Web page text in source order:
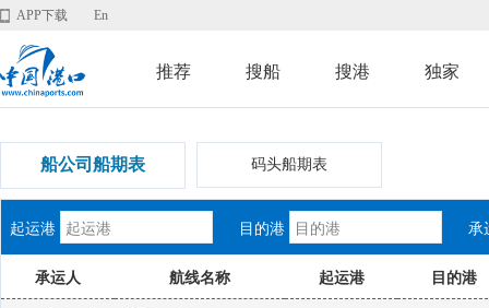
APP下载 En
推荐 搜船 搜港 独家
船公司船期表 码头船期表
起运港 目的港 承
承运人 航线名称 起运港 目的港